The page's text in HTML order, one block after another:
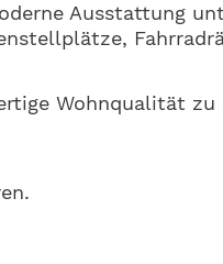
Ausstattung
Wohnqualität